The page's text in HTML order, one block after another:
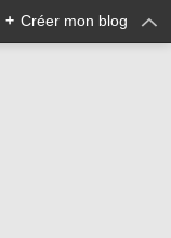
+ Créer mon blog